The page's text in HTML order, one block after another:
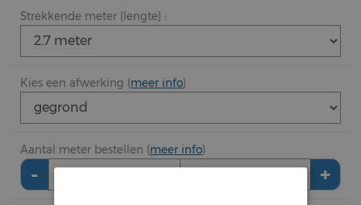
Strekkende meter (lengte) :
Kies een afwerking (meer info)
Aantal meter bestellen (meer info)
- meter +